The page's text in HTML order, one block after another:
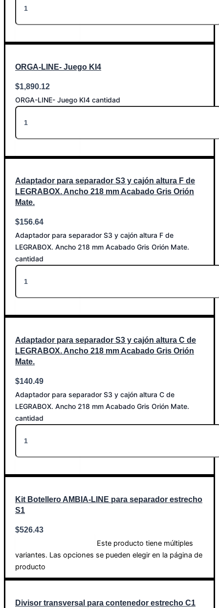
ORGA-LINE- Juego KI4
$1,890.12
ORGA-LINE- Juego KI4 cantidad
Adaptador para separador S3 y cajón altura F de
LEGRABOX. Ancho 218 mm Acabado Gris Orión
Mate.
$156.64
Adaptador para separador S3 y cajón altura F de
LEGRABOX. Ancho 218 mm Acabado Gris Orión Mate.
cantidad
Adaptador para separador S3 y cajón altura C de
LEGRABOX. Ancho 218 mm Acabado Gris Orión
Mate.
$140.49
Adaptador para separador S3 y cajón altura C de
LEGRABOX. Ancho 218 mm Acabado Gris Orión Mate.
cantidad
Kit Botellero AMBIA-LINE para separador estrecho
S1
$526.43
Este producto tiene múltiples
variantes. Las opciones se pueden elegir en la página de
producto
Divisor transversal para contenedor estrecho C1